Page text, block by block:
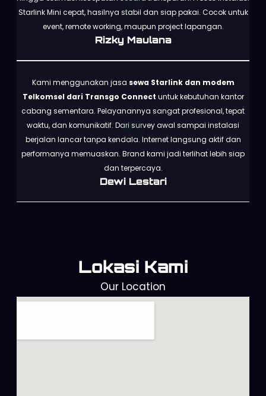
Starlink Mini cepat, hasilnya stabil dan siap pakai. Cocok untuk
event, remote working, maupun project lapangan.
Rizky Maulana
Kami menggunakan jasa sewa Starlink dan modem
Telkomsel dari Transgo Connect untuk kebutuhan kantor
cabang sementara. Pelayanannya sangat profesional, tepat
waktu, dan komunikatif. Dari survey awal sampai instalasi
berjalan lancar tanpa kendala. Internet langsung aktif dan
performanya memuaskan. Brand kami jadi terlihat lebih siap
dan terpercaya.
Dewi Lestari
Lokasi Kami
Our Location